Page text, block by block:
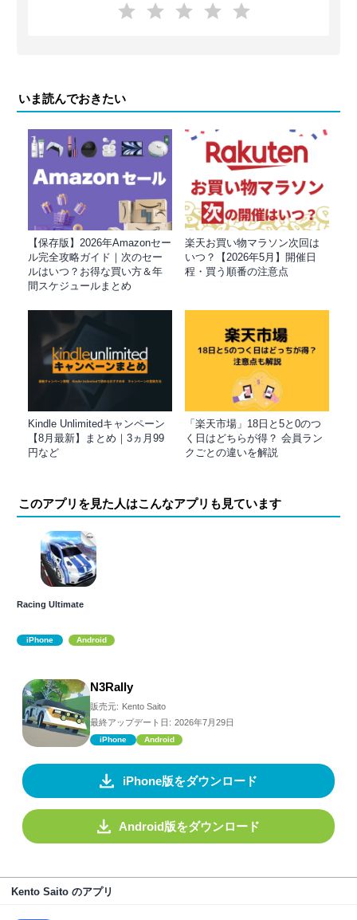
いま読んでおきたい
【保存版】2026年Amazonセー
ル完全攻略ガイド｜次のセー
ルはいつ？お得な買い方＆年
間スケジュールまとめ
楽天お買い物マラソン次回は
いつ？【2026年5月】開催日
程・買う順番の注意点
Kindle Unlimitedキャンペーン
【8月最新】まとめ｜3ヵ月99
円など
「楽天市場」18日と5と0のつ
く日はどちらが得？ 会員ラン
クごとの違いを解説
このアプリを見た人はこんなアプリも見ています
Racing Ultimate
iPhone Android
N3Rally
販売元: Kento Saito
最終アップデート日: 2026年7月29日
iPhone Android
iPhone版をダウンロード
Android版をダウンロード
Kento Saito のアプリ